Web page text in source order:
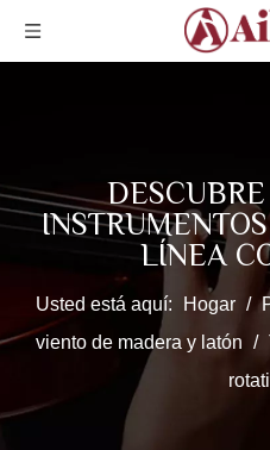
LÍNEA
Usted está aquí: Hogar /
viento de madera y latón /